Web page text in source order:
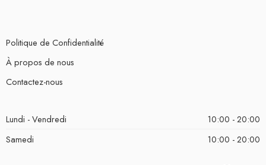
Politique de Confidentialité
À propos de nous
Contactez-nous
Lundi - Vendredi
10:00 - 20:00
Samedi
10:00 - 20:00